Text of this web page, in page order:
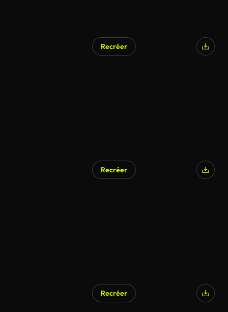
Recréer
Recréer
Recréer